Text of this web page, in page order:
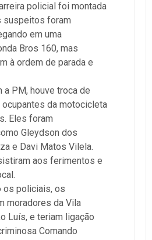
policial foi montada
suspeitos foram
em uma
Bros 160, mas
à ordem de parada e
a PM, houve troca de
da motocicleta
Eles foram
Gleydson dos
e Davi Matos Vilela.
aos ferimentos e
os policiais, os
moradores da Vila
Luís, e teriam ligação
Comando